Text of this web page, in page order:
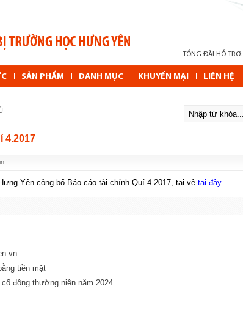
TỔNG ĐÀI HỖ TRỢ:
SẢN PHẨM DANH MỤC KHUYẾN MẠI LIÊN HỆ
4.2017
Yên công bố Báo cáo tài chính Quí 4.2017, tai về tai đây
tiền mặt
đông thường niên năm 2024